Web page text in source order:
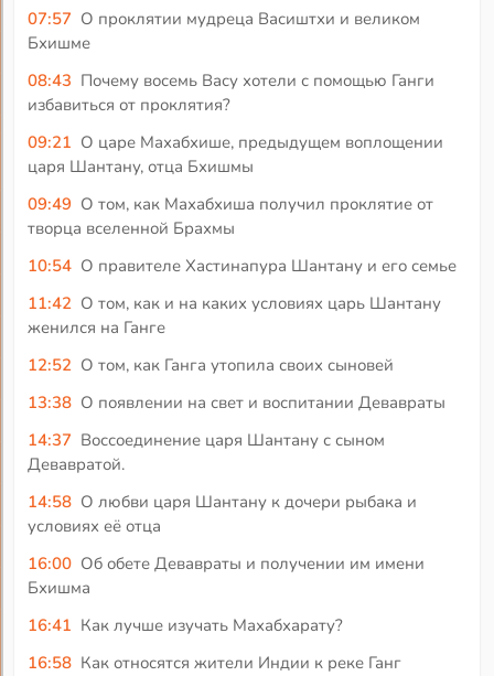
07:57 О проклятии мудреца Васиштхи и великом
Бхишме
08:43 Почему восемь Васу хотели с помощью Ганги
избавиться от проклятия?
09:21 О царе Махабхише, предыдущем воплощении
царя Шантану, отца Бхишмы
09:49 О том, как Махабхиша получил проклятие от
творца вселенной Брахмы
10:54 О правителе Хастинапура Шантану и его семье
11:42 О том, как и на каких условиях царь Шантану
женился на Ганге
12:52 О том, как Ганга утопила своих сыновей
13:38 О появлении на свет и воспитании Девавраты
14:37 Воссоединение царя Шантану с сыном
Девавратой.
14:58 О любви царя Шантану к дочери рыбака и
условиях её отца
16:00 Об обете Девавраты и получении им имени
Бхишма
16:41 Как лучше изучать Махабхарату?
16:58 Как относятся жители Индии к реке Ганг